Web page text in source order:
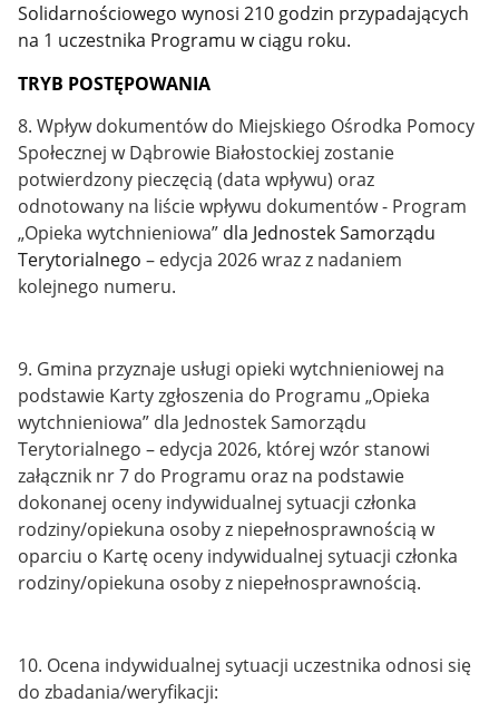
Solidarnościowego wynosi 210 godzin przypadających
na 1 uczestnika Programu w ciągu roku.
TRYB POSTĘPOWANIA
8. Wpływ dokumentów do Miejskiego Ośrodka Pomocy
Społecznej w Dąbrowie Białostockiej zostanie
potwierdzony pieczęcią (data wpływu) oraz
odnotowany na liście wpływu dokumentów - Program
„Opieka wytchnieniowa” dla Jednostek Samorządu
Terytorialnego – edycja 2026 wraz z nadaniem
kolejnego numeru.
9. Gmina przyznaje usługi opieki wytchnieniowej na
podstawie Karty zgłoszenia do Programu „Opieka
wytchnieniowa” dla Jednostek Samorządu
Terytorialnego – edycja 2026, której wzór stanowi
załącznik nr 7 do Programu oraz na podstawie
dokonanej oceny indywidualnej sytuacji członka
rodziny/opiekuna osoby z niepełnosprawnością w
oparciu o Kartę oceny indywidualnej sytuacji członka
rodziny/opiekuna osoby z niepełnosprawnością.
10. Ocena indywidualnej sytuacji uczestnika odnosi się
do zbadania/weryfikacji: